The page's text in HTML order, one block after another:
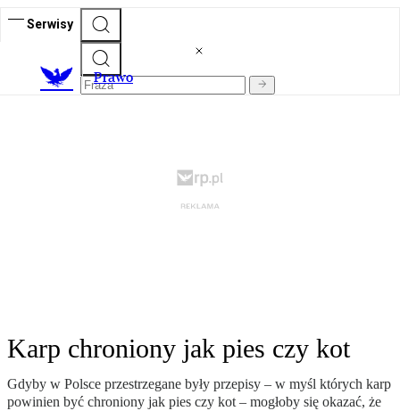
Serwisy
Prawo
Karp chroniony jak pies czy kot
Gdyby w Polsce przestrzegane były przepisy – w myśl których karp
powinien być chroniony jak pies czy kot – mogłoby się okazać, że